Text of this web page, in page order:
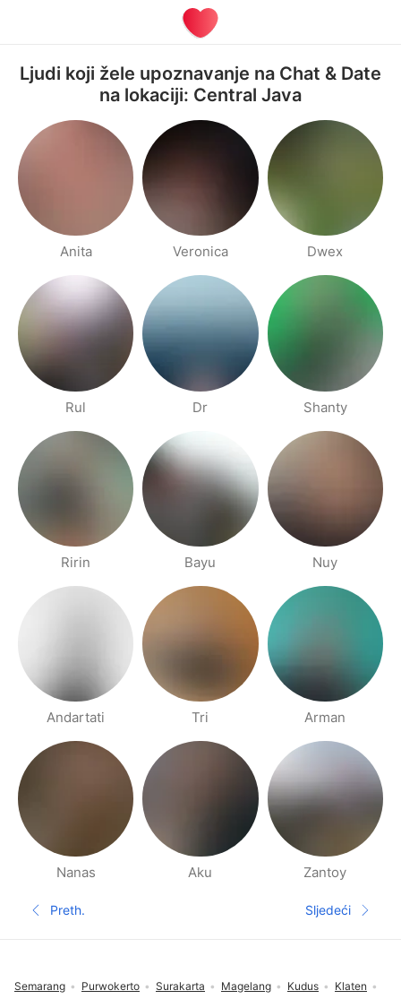
Ljudi koji žele upoznavanje na Chat & Date
na lokaciji: Central Java
Anita Veronica Dwex
Rul Dr Shanty
Ririn Bayu Nuy
Andartati Tri Arman
Nanas Aku Zantoy
Stranice ljudi u blizini
Prethodna stranica
Preth.
Sljedeća
Sljedeći
Semarang Purwokerto Surakarta Magelang Kudus
Klaten